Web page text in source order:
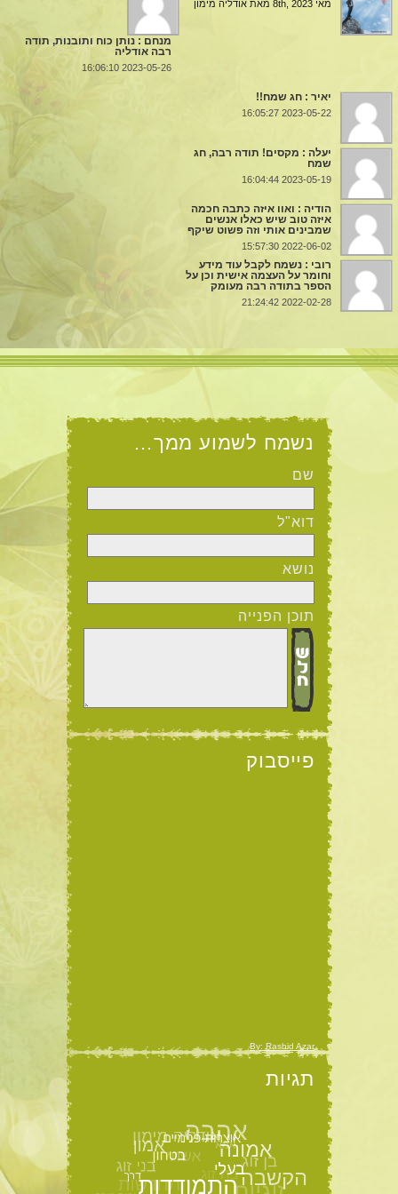
“הפלה מאיימת”, ובסיבוך נדיר של
עוברת באומץ ובאמונה, היא כתבה
לי דברים מרגשים אלו. . חשתי כי
מתוך דבריה הכנים אפשר ללמוד
ולהתחזק, וביקשתי את רשותה
לפרסם […]
לשכנות טובה”. לא ידעתי עד כמה
מילים אלו יהפכו להיות משמעותיות
על דלתנו והביאה לי חלות טריות
שבת. לא ציפיתי לכזו מחווה,
מאי 8th, 2023 מאת אודליה מימון
מנחם : נותן כוח ותובנות, תודה
רבה אודליה
2023-05-26 16:06:10
יאיר : חג שמח!!
2023-05-22 16:05:27
יעלה : מקסים! תודה רבה, חג
שמח
2023-05-19 16:04:44
הודיה : ואוו איזה כתבה חכמה
איזה טוב שיש כאלו אנשים
שמבינים אותי וזה פשוט שיקף
2022-06-02 15:57:30
רובי : נשמח לקבל עוד מידע
וחומר על העצמה אישית וכן על
הספר בתודה רבה מעומק
2022-02-28 21:24:42
נשמח לשמוע ממך…
שם
דוא"ל
נושא
תוכן הפנייה
פייסבוק
By: Rashid Azar
תגיות